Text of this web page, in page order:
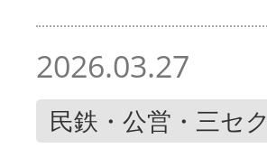
2026.03.27
民鉄・公営・三セク